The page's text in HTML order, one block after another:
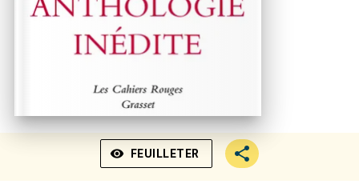
visibility FEUILLETER